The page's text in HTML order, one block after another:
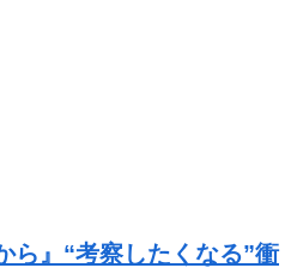
ら』“考察したくなる”衝